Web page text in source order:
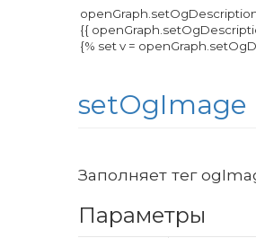
setOgImage
Заполняет тег
Параметры